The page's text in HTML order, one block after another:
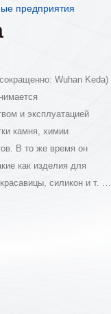
предприятия
Wuhan Keda)
и эксплуатацией
камня, химии
В то же время он
как изделия для
силикон и т. Д.
промышленные
метров, имеет